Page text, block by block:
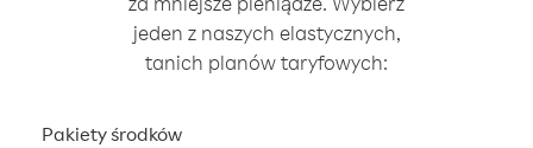
jeden z naszych elastycznych,
tanich planów taryfowych:
Pakiety środków